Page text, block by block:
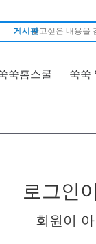
게시판
쑥홈스쿨 쑥쑥
로그인
회원이